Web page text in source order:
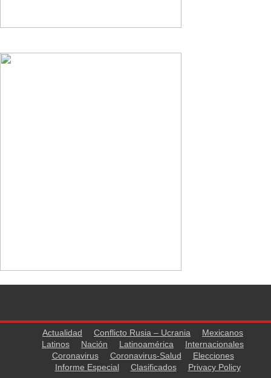
Actualidad Conflicto Rusia – Ucrania
Mexicanos
Latinos
Nación Latinoamérica
Internacionales
Coronavirus
Coronavirus-Salud
Elecciones
Informe Especial
Clasificados Privacy Policy